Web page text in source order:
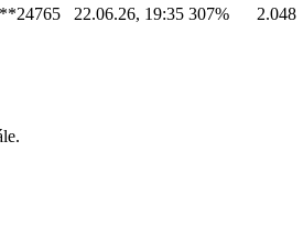
22.06.26, 19:35 307% 2.048